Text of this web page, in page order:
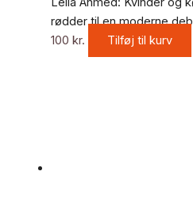
rødder til en moderne
100 kr. Tilføj til kurv